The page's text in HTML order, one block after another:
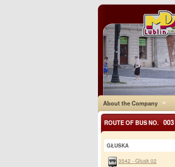
About the Company
ROUTE OF BUS NO. 003
GŁUSKA
3542 - Głusk 02